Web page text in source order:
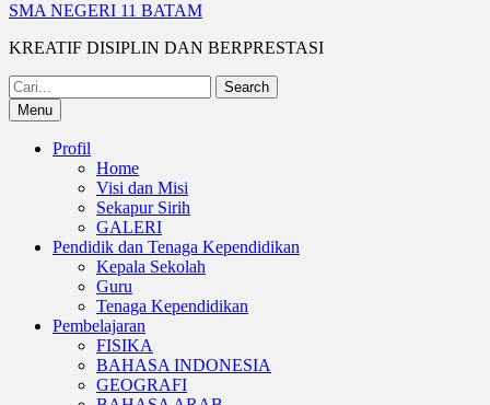
SMA NEGERI 11 BATAM
KREATIF DISIPLIN DAN BERPRESTASI
Search
for:Menu
Profil
Home
Visi dan Misi
Sekapur Sirih
GALERI
Pendidik dan Tenaga Kependidikan
Kepala Sekolah
Guru
Tenaga Kependidikan
Pembelajaran
FISIKA
BAHASA INDONESIA
GEOGRAFI